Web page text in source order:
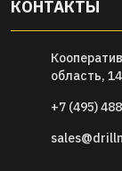
КОНТАКТЫ
область,
+7 (495)